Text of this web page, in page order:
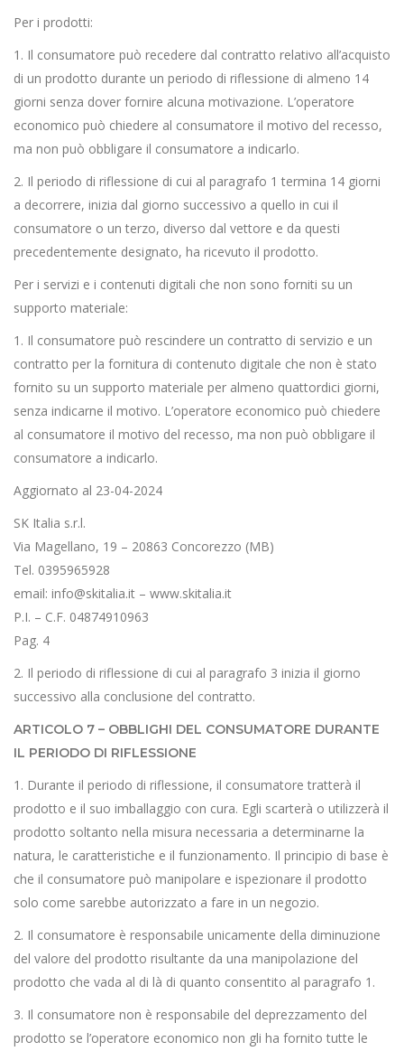
Per i prodotti:
1. Il consumatore può recedere dal contratto relativo all’acquisto
di un prodotto durante un periodo di riflessione di almeno 14
giorni senza dover fornire alcuna motivazione. L’operatore
economico può chiedere al consumatore il motivo del recesso,
ma non può obbligare il consumatore a indicarlo.
2. Il periodo di riflessione di cui al paragrafo 1 termina 14 giorni
a decorrere, inizia dal giorno successivo a quello in cui il
consumatore o un terzo, diverso dal vettore e da questi
precedentemente designato, ha ricevuto il prodotto.
Per i servizi e i contenuti digitali che non sono forniti su un
supporto materiale:
1. Il consumatore può rescindere un contratto di servizio e un
contratto per la fornitura di contenuto digitale che non è stato
fornito su un supporto materiale per almeno quattordici giorni,
senza indicarne il motivo. L’operatore economico può chiedere
al consumatore il motivo del recesso, ma non può obbligare il
consumatore a indicarlo.
Aggiornato al 23-04-2024
SK Italia s.r.l.
Via Magellano, 19 – 20863 Concorezzo (MB)
Tel. 0395965928
email: info@skitalia.it – www.skitalia.it
P.I. – C.F. 04874910963
Pag. 4
2. Il periodo di riflessione di cui al paragrafo 3 inizia il giorno
successivo alla conclusione del contratto.
ARTICOLO 7 – OBBLIGHI DEL CONSUMATORE DURANTE
IL PERIODO DI RIFLESSIONE
1. Durante il periodo di riflessione, il consumatore tratterà il
prodotto e il suo imballaggio con cura. Egli scarterà o utilizzerà il
prodotto soltanto nella misura necessaria a determinarne la
natura, le caratteristiche e il funzionamento. Il principio di base è
che il consumatore può manipolare e ispezionare il prodotto
solo come sarebbe autorizzato a fare in un negozio.
2. Il consumatore è responsabile unicamente della diminuzione
del valore del prodotto risultante da una manipolazione del
prodotto che vada al di là di quanto consentito al paragrafo 1.
3. Il consumatore non è responsabile del deprezzamento del
prodotto se l’operatore economico non gli ha fornito tutte le